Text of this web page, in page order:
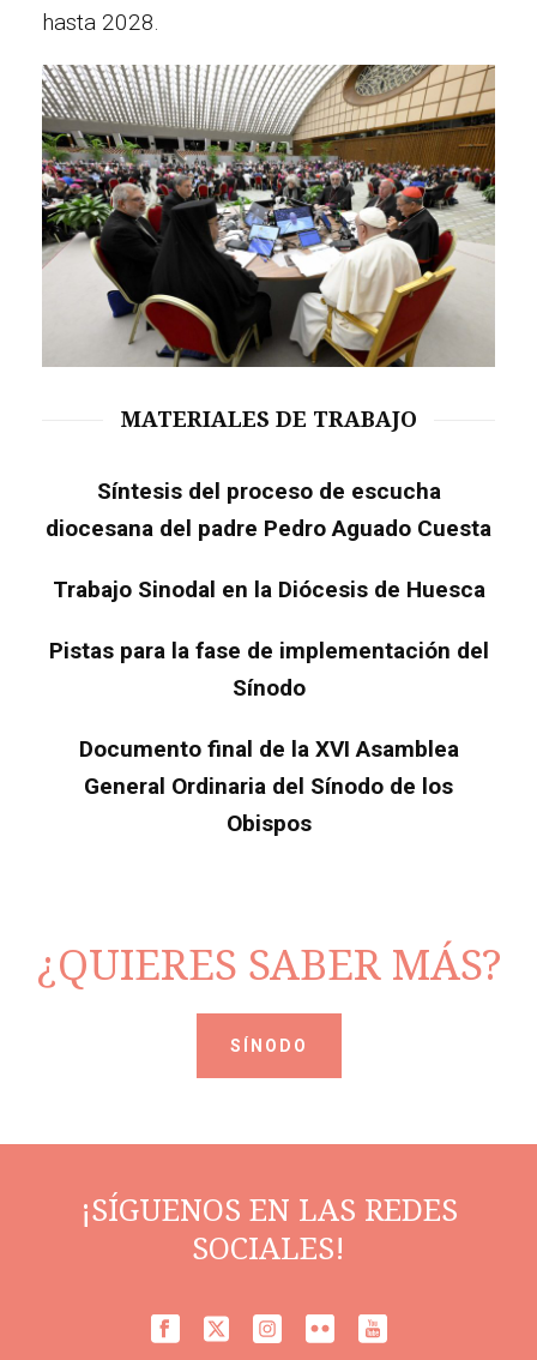
hasta 2028.
MATERIALES DE TRABAJO
Síntesis del proceso de escucha
diocesana del padre Pedro Aguado Cuesta
Trabajo Sinodal en la Diócesis de Huesca
Pistas para la fase de implementación del
Sínodo
Documento final de la XVI Asamblea
General Ordinaria del Sínodo de los
Obispos
¿QUIERES SABER MÁS?
SÍNODO
¡SÍGUENOS EN LAS REDES
SOCIALES!